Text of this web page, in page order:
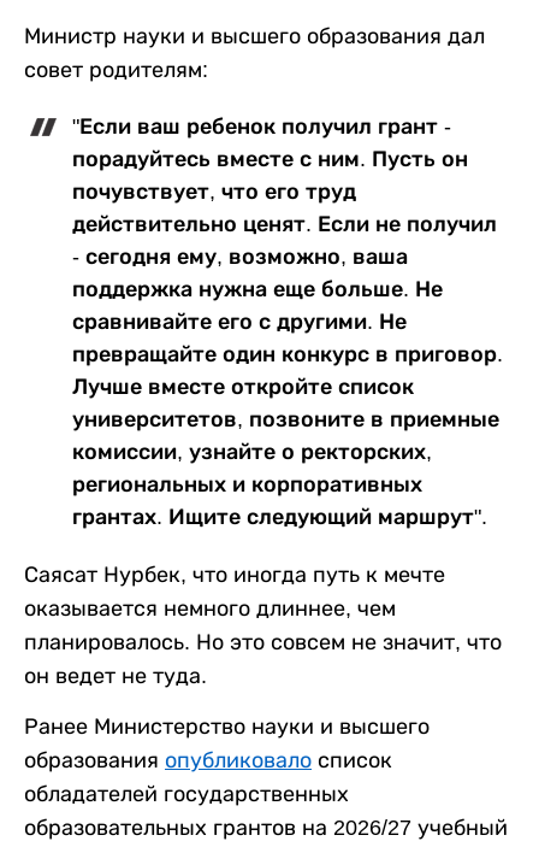
Министр науки и высшего образования дал
совет родителям:
"Если ваш ребенок получил грант -
порадуйтесь вместе с ним. Пусть он
почувствует, что его труд
действительно ценят. Если не получил
- сегодня ему, возможно, ваша
поддержка нужна еще больше. Не
сравнивайте его с другими. Не
превращайте один конкурс в приговор.
Лучше вместе откройте список
университетов, позвоните в приемные
комиссии, узнайте о ректорских,
региональных и корпоративных
грантах. Ищите следующий маршрут".
Саясат Нурбек, что иногда путь к мечте
оказывается немного длиннее, чем
планировалось. Но это совсем не значит, что
он ведет не туда.
Ранее Министерство науки и высшего
образования опубликовало список
обладателей государственных
образовательных грантов на 2026/27 учебный